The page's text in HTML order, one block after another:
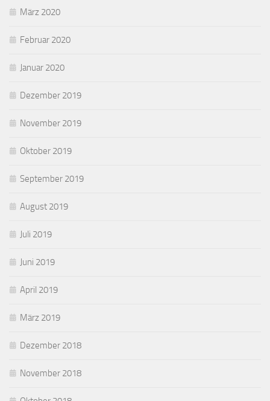
März 2020
Februar 2020
Januar 2020
Dezember 2019
November 2019
Oktober 2019
September 2019
August 2019
Juli 2019
Juni 2019
April 2019
März 2019
Dezember 2018
November 2018